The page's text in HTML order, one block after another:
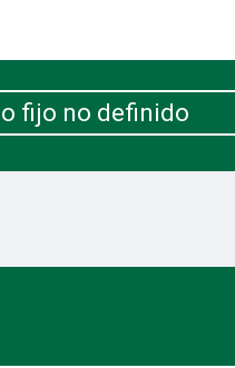
fijo no definido